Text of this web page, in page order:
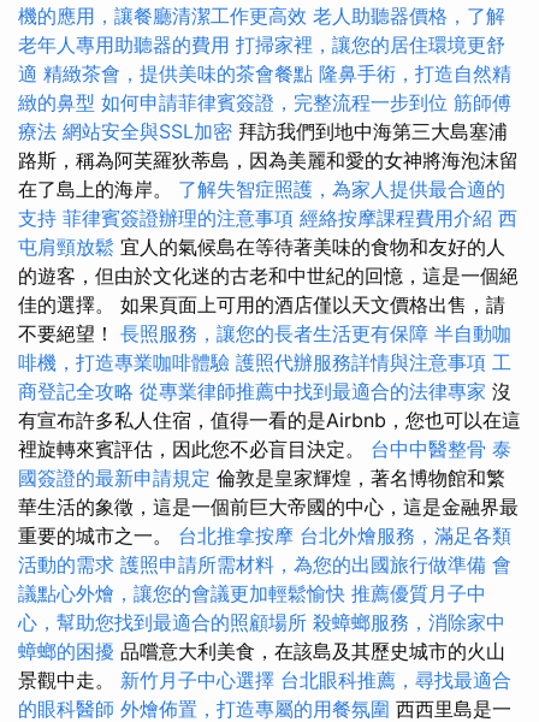
機的應用，讓餐廳清潔工作更高效 老人助聽器價格，了解
老年人專用助聽器的費用 打掃家裡，讓您的居住環境更舒
適 精緻茶會，提供美味的茶會餐點 隆鼻手術，打造自然精
緻的鼻型 如何申請菲律賓簽證，完整流程一步到位 筋師傅
療法 網站安全與SSL加密 拜訪我們到地中海第三大島塞浦
路斯，稱為阿芙羅狄蒂島，因為美麗和愛的女神將海泡沫留
在了島上的海岸。 了解失智症照護，為家人提供最合適的
支持 菲律賓簽證辦理的注意事項 經絡按摩課程費用介紹 西
屯肩頸放鬆 宜人的氣候島在等待著美味的食物和友好的人
的遊客，但由於文化迷的古老和中世紀的回憶，這是一個絕
佳的選擇。 如果頁面上可用的酒店僅以天文價格出售，請
不要絕望！ 長照服務，讓您的長者生活更有保障 半自動咖
啡機，打造專業咖啡體驗 護照代辦服務詳情與注意事項 工
商登記全攻略 從專業律師推薦中找到最適合的法律專家 沒
有宣布許多私人住宿，值得一看的是Airbnb，您也可以在這
裡旋轉來賓評估，因此您不必盲目決定。 台中中醫整骨 泰
國簽證的最新申請規定 倫敦是皇家輝煌，著名博物館和繁
華生活的象徵，這是一個前巨大帝國的中心，這是金融界最
重要的城市之一。 台北推拿按摩 台北外燴服務，滿足各類
活動的需求 護照申請所需材料，為您的出國旅行做準備 會
議點心外燴，讓您的會議更加輕鬆愉快 推薦優質月子中
心，幫助您找到最適合的照顧場所 殺蟑螂服務，消除家中
蟑螂的困擾 品嚐意大利美食，在該島及其歷史城市的火山
景觀中走。 新竹月子中心選擇 台北眼科推薦，尋找最適合
的眼科醫師 外燴佈置，打造專屬的用餐氛圍 西西里島是一